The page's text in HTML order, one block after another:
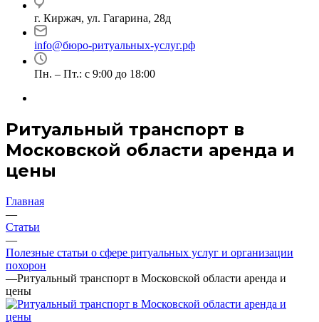
г. Киржач, ул. Гагарина, 28д
info@бюро-ритуальных-услуг.рф
Пн. – Пт.: с 9:00 до 18:00
Ритуальный транспорт в
Московской области аренда и
цены
Главная
—
Статьи
—
Полезные статьи о сфере ритуальных услуг и организации
похорон
—Ритуальный транспорт в Московской области аренда и
цены